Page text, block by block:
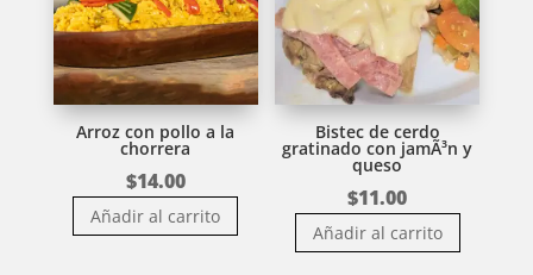
Arroz con pollo a la
chorrera
$14.00
Añadir al carrito
Bistec de cerdo
gratinado con jamÃ³n y
queso
$11.00
Añadir al carrito